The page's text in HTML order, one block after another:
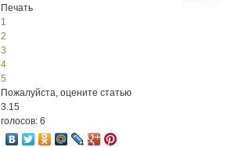
Печать
1
2
3
4
5
Пожалуйста, оцените статью
3.15
голосов: 6